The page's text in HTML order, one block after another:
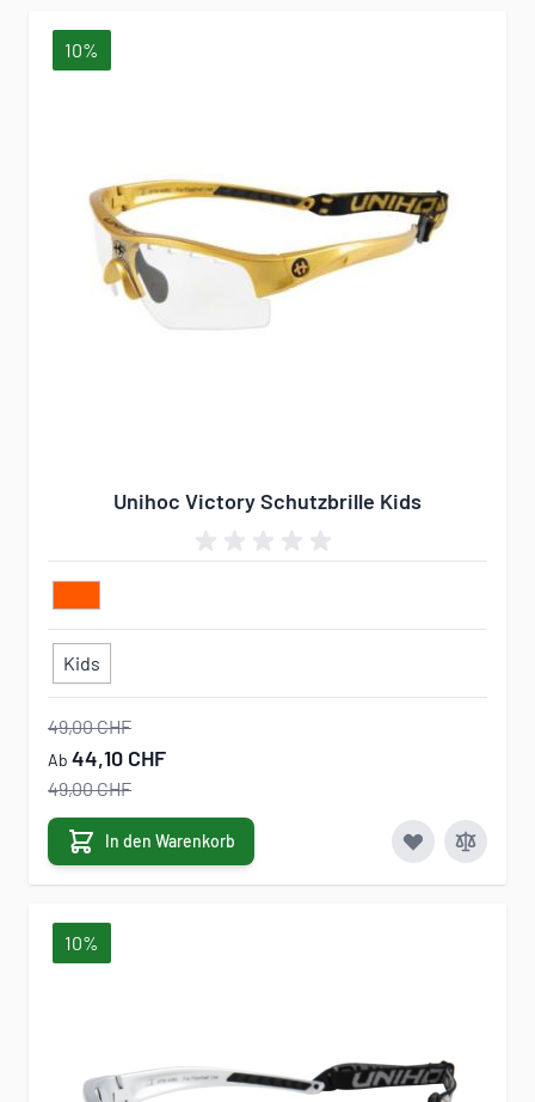
10%
Unihoc Victory Schutzbrille Kids
Kids
49,00 CHF
Ab 44,10 CHF
49,00 CHF
In den Warenkorb
10%